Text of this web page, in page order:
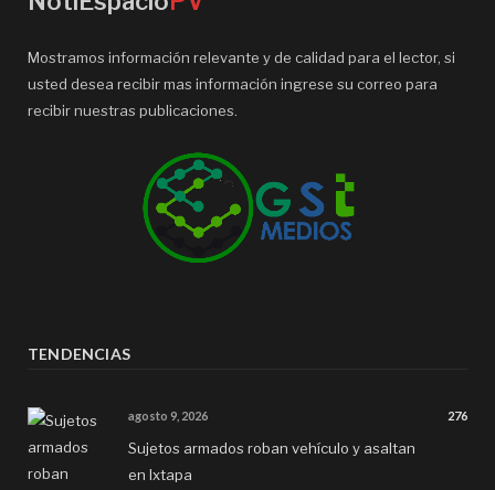
Mostramos información relevante y de calidad para el lector, si
usted desea recibir mas información ingrese su correo para
recibir nuestras publicaciones.
TENDENCIAS
agosto 9, 2026 276
Sujetos armados roban vehículo y asaltan
en Ixtapa